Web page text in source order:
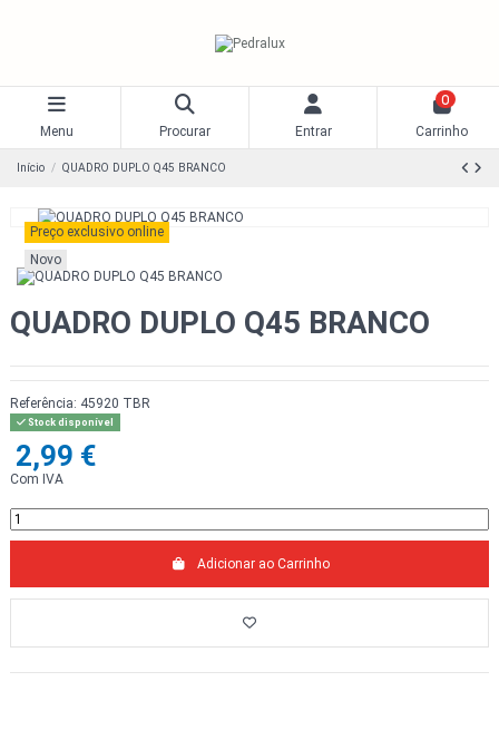
Menu Procurar Entrar
0
Carrinho
Início QUADRO DUPLO Q45 BRANCO
Preço exclusivo online
Novo
QUADRO DUPLO Q45 BRANCO
Referência: 45920 TBR
Stock disponível
2,99 €
Com IVA
Adicionar ao Carrinho